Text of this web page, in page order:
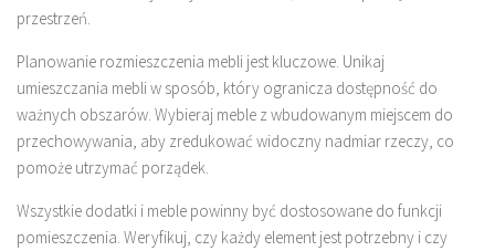
przestrzeń.
Planowanie rozmieszczenia mebli jest kluczowe. Unikaj
umieszczania mebli w sposób, który ogranicza dostępność do
ważnych obszarów. Wybieraj meble z wbudowanym miejscem do
przechowywania, aby zredukować widoczny nadmiar rzeczy, co
pomoże utrzymać porządek.
Wszystkie dodatki i meble powinny być dostosowane do funkcji
pomieszczenia. Weryfikuj, czy każdy element jest potrzebny i czy